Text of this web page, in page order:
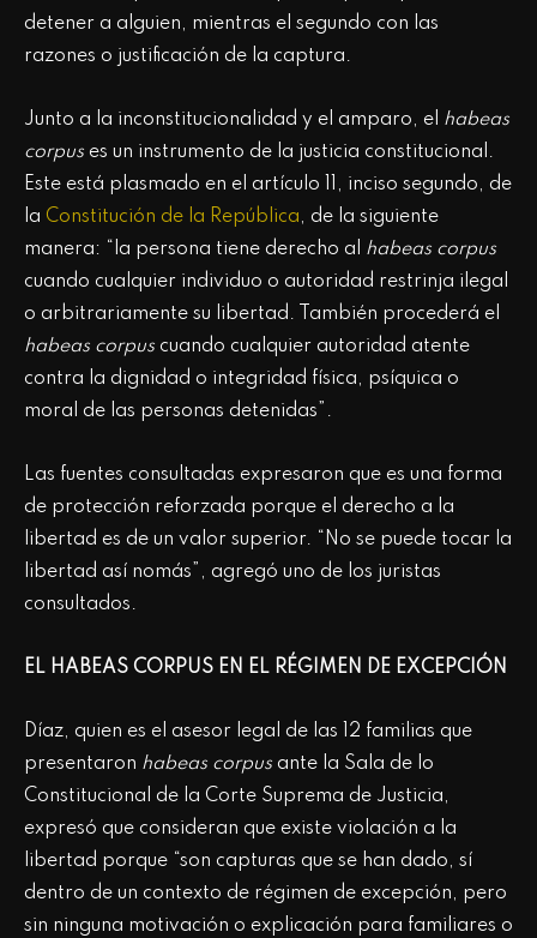
detener a alguien, mientras el segundo con las
razones o justificación de la captura.
Junto a la inconstitucionalidad y el amparo, el habeas
corpus es un instrumento de la justicia constitucional.
Este está plasmado en el artículo 11, inciso segundo, de
la Constitución de la República, de la siguiente
manera: “la persona tiene derecho al habeas corpus
cuando cualquier individuo o autoridad restrinja ilegal
o arbitrariamente su libertad. También procederá el
habeas corpus cuando cualquier autoridad atente
contra la dignidad o integridad física, psíquica o
moral de las personas detenidas”.
Las fuentes consultadas expresaron que es una forma
de protección reforzada porque el derecho a la
libertad es de un valor superior. “No se puede tocar la
libertad así nomás”, agregó uno de los juristas
consultados.
EL HABEAS CORPUS EN EL RÉGIMEN DE EXCEPCIÓN
Díaz, quien es el asesor legal de las 12 familias que
presentaron habeas corpus ante la Sala de lo
Constitucional de la Corte Suprema de Justicia,
expresó que consideran que existe violación a la
libertad porque “son capturas que se han dado, sí
dentro de un contexto de régimen de excepción, pero
sin ninguna motivación o explicación para familiares o